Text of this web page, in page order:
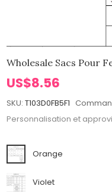
Wholesale Sacs Pour
US$8.56
SKU: T103D0FB5F1
Personnalisation et
Orange
Violet